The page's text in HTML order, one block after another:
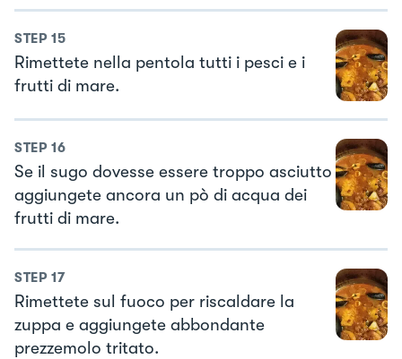
STEP 15
Rimettete nella pentola tutti i pesci e i
frutti di mare.
STEP 16
Se il sugo dovesse essere troppo asciutto
aggiungete ancora un pò di acqua dei
frutti di mare.
STEP 17
Rimettete sul fuoco per riscaldare la
zuppa e aggiungete abbondante
prezzemolo tritato.